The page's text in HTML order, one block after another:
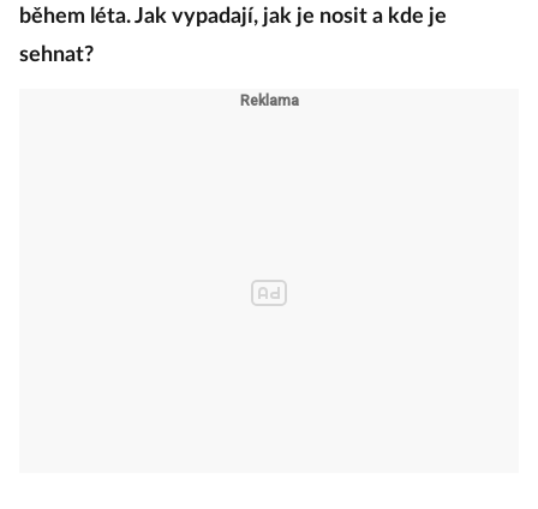
během léta. Jak vypadají, jak je nosit a kde je
sehnat?